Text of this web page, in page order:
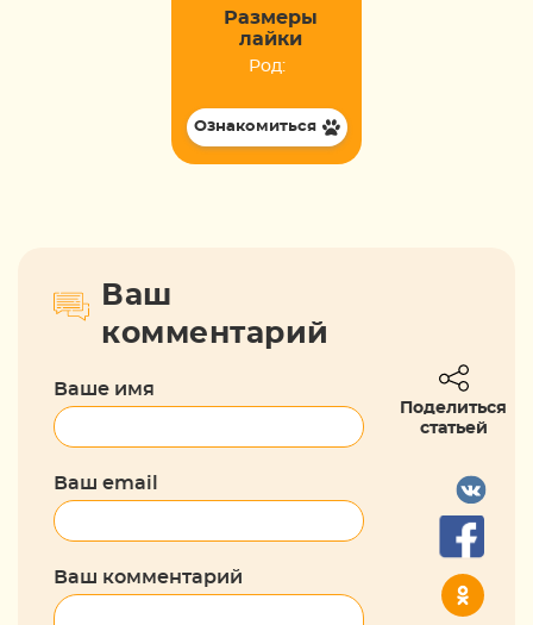
Размеры
лайки
Род:
Ознакомиться
Ваш
комментарий
Ваше имя
Ваш email
Ваш комментарий
Поделиться
статьей